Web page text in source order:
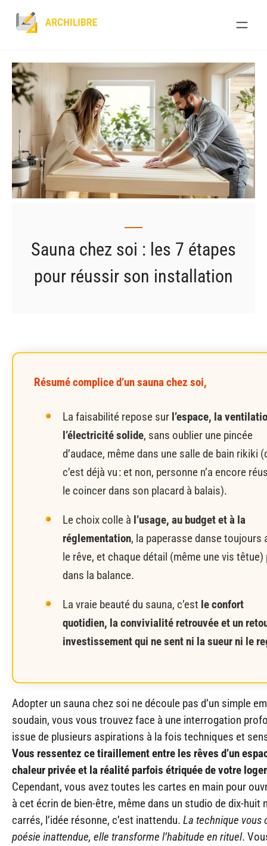
Sauna chez soi : les 7 étapes
pour réussir son installation
Résumé complice d’un sauna chez soi,
La faisabilité repose sur l’espace, la
l’électricité solide, sans oublier une pincée
d’audace, même dans une salle de bain rikiki
c’est déjà vu : et non, personne n’a encore
le coincer dans son placard à balais).
Le choix colle à l’usage, au budget et à la
réglementation, la paperasse danse toujours
le rêve, et chaque détail (même une vis têtue)
dans la balance.
La vraie beauté du sauna, c’est le confort
quotidien, la convivialité retrouvée et un
investissement qui ne sent ni la sueur ni le
Adopter un sauna chez soi ne découle pas d’un simple
soudain, vous vous trouvez face à une interrogation
issue de plusieurs aspirations à la fois techniques et
Vous ressentez ce tiraillement entre les rêves d’un
chaleur privée et la réalité parfois étriquée de votre
Cependant, vous avez toutes les cartes en main pour
à cet écrin de bien-être, même dans un studio de dix-huit
carrés, l’idée résonne, c’est inattendu. La technique vous
poésie inattendue, elle transforme l’habitude en rituel.